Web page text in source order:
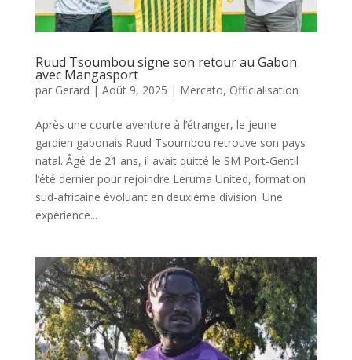
Ruud Tsoumbou signe son retour au Gabon
avec Mangasport
par Gerard | Août 9, 2025 | Mercato, Officialisation
Après une courte aventure à l’étranger, le jeune
gardien gabonais Ruud Tsoumbou retrouve son pays
natal. Âgé de 21 ans, il avait quitté le SM Port-Gentil
l’été dernier pour rejoindre Leruma United, formation
sud-africaine évoluant en deuxième division. Une
expérience...